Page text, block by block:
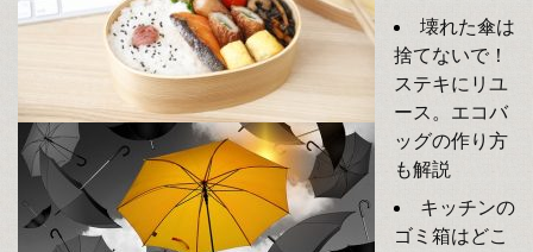
壊れた傘は
捨てないで！
ステキにリユ
ース。エコバ
ッグの作り方
も解説
キッチンの
ゴミ箱はどこ